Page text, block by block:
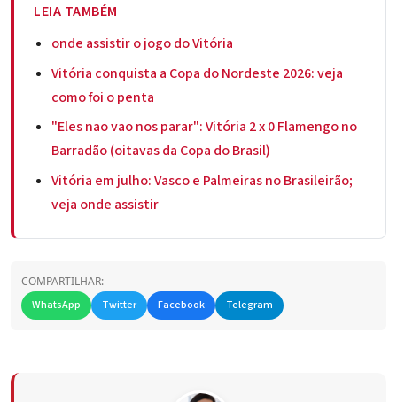
LEIA TAMBÉM
onde assistir o jogo do Vitória
Vitória conquista a Copa do Nordeste 2026: veja
como foi o penta
"Eles nao vao nos parar": Vitória 2 x 0 Flamengo no
Barradão (oitavas da Copa do Brasil)
Vitória em julho: Vasco e Palmeiras no Brasileirão;
veja onde assistir
COMPARTILHAR:
WhatsApp
Twitter Facebook Telegram